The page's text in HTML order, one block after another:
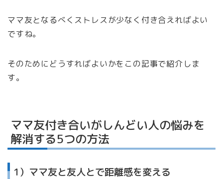
ママ友となるべくストレスが少なく付き合えればよい
ですね。
そのためにどうすればよいかをこの記事で紹介しま
す。
ママ友付き合いがしんどい人の悩みを
解消する5つの方法
1）ママ友と友人とで距離感を変える